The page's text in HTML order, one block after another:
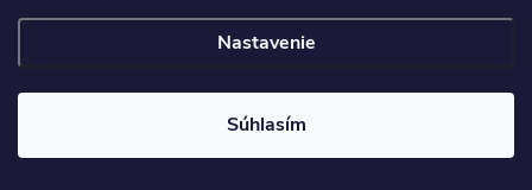
Nastavenie
Súhlasím